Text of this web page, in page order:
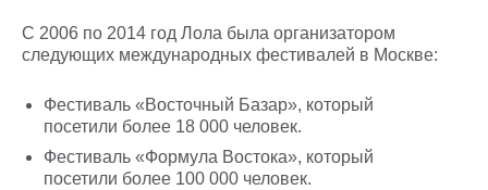
С 2006 по 2014 год Лола была организатором
следующих международных фестивалей в Москве:
Фестиваль «Восточный Базар», который
посетили более 18 000 человек.
Фестиваль «Формула Востока», который
посетили более 100 000 человек.